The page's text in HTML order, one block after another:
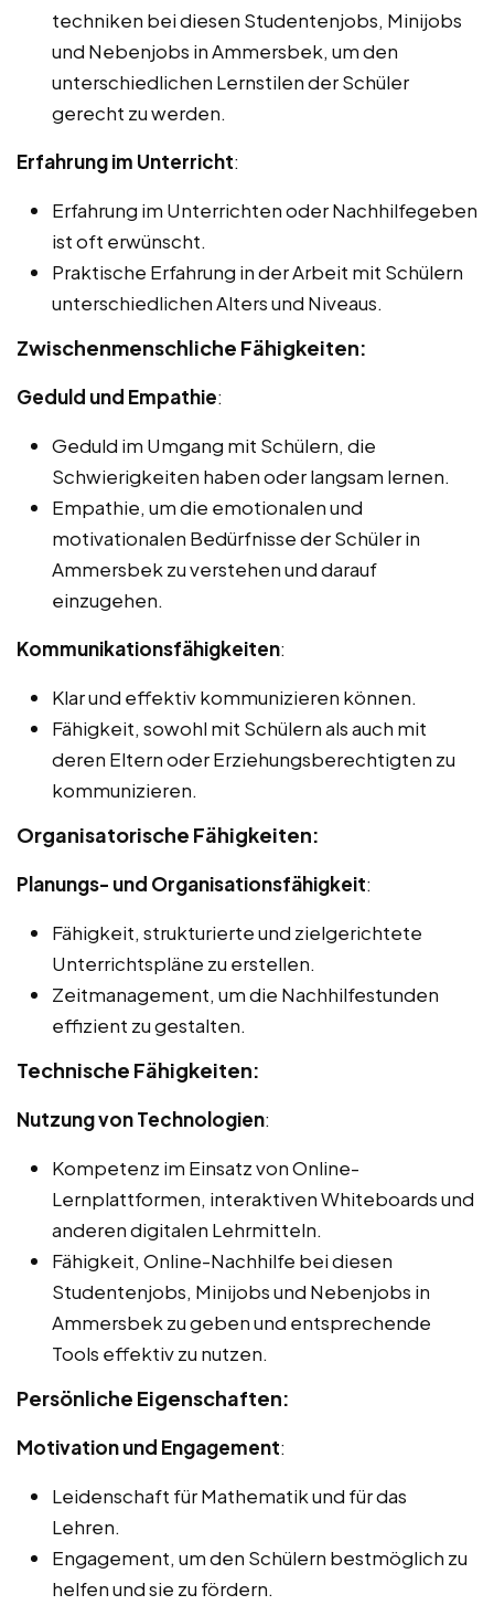
techniken bei diesen Studentenjobs, Minijobs
und Nebenjobs in Ammersbek, um den
unterschiedlichen Lernstilen der Schüler
gerecht zu werden.
Erfahrung im Unterricht:
Erfahrung im Unterrichten oder Nachhilfegeben
ist oft erwünscht.
Praktische Erfahrung in der Arbeit mit Schülern
unterschiedlichen Alters und Niveaus.
Zwischenmenschliche Fähigkeiten:
Geduld und Empathie:
Geduld im Umgang mit Schülern, die
Schwierigkeiten haben oder langsam lernen.
Empathie, um die emotionalen und
motivationalen Bedürfnisse der Schüler in
Ammersbek zu verstehen und darauf
einzugehen.
Kommunikationsfähigkeiten:
Klar und effektiv kommunizieren können.
Fähigkeit, sowohl mit Schülern als auch mit
deren Eltern oder Erziehungsberechtigten zu
kommunizieren.
Organisatorische Fähigkeiten:
Planungs- und Organisationsfähigkeit:
Fähigkeit, strukturierte und zielgerichtete
Unterrichtspläne zu erstellen.
Zeitmanagement, um die Nachhilfestunden
effizient zu gestalten.
Technische Fähigkeiten:
Nutzung von Technologien:
Kompetenz im Einsatz von Online-
Lernplattformen, interaktiven Whiteboards und
anderen digitalen Lehrmitteln.
Fähigkeit, Online-Nachhilfe bei diesen
Studentenjobs, Minijobs und Nebenjobs in
Ammersbek zu geben und entsprechende
Tools effektiv zu nutzen.
Persönliche Eigenschaften:
Motivation und Engagement:
Leidenschaft für Mathematik und für das
Lehren.
Engagement, um den Schülern bestmöglich zu
helfen und sie zu fördern.